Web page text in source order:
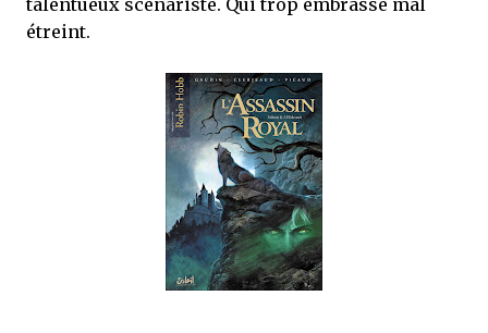
talentueux scénariste. Qui trop embrasse mal
étreint.